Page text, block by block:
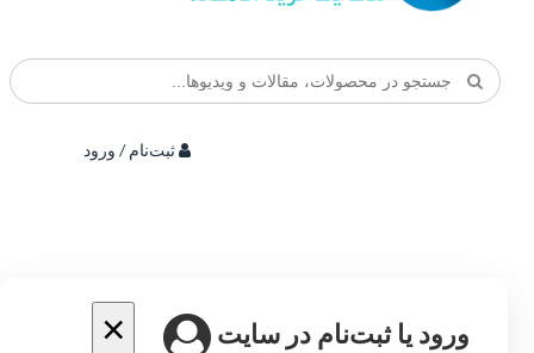
ثبت‌نام / ورود
× ورود یا ثبت‌نام در سایت